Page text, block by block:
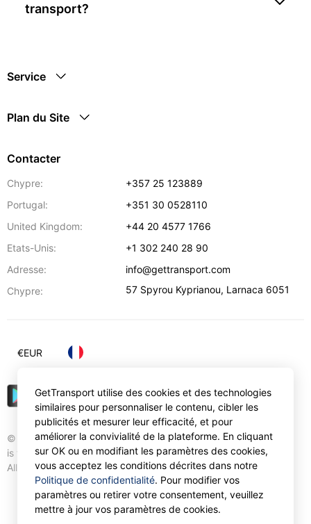
transport?
Service
Plan du Site
Contacter
Chypre:
+357 25 123889
Portugal:
+351 30 0528110
United Kingdom:
+44 20 4577 1766
Etats-Unis:
+1 302 240 28 90
Adresse:
info@gettransport.com
Chypre:
57 Spyrou Kyprianou, Larnaca 6051
© Gettransport International Limited. GetTransport®
is trademark of Gettransport International Limited.
All rights reserved.
€EUR
GetTransport utilise des cookies et des technologies
similaires pour personnaliser le contenu, cibler les
publicités et mesurer leur efficacité, et pour
améliorer la convivialité de la plateforme. En cliquant
sur OK ou en modifiant les paramètres des cookies,
vous acceptez les conditions décrites dans notre
Politique de confidentialité. Pour modifier vos
paramètres ou retirer votre consentement, veuillez
mettre à jour vos paramètres de cookies.